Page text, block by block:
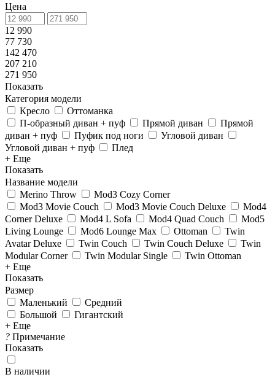
Цена
12 990
77 730
142 470
207 210
271 950
Показать
Категория модели
Кресло
Оттоманка
П-образный диван + пуф
Прямой диван
Прямой
диван + пуф
Пуфик под ноги
Угловой диван
Угловой диван + пуф
Плед
+ Еще
Показать
Название модели
Merino Throw
Mod3 Cozy Corner
Mod3 Movie Couch
Mod3 Movie Couch Deluxe
Mod4
Corner Deluxe
Mod4 L Sofa Mod4 Quad Couch
Mod5
Living Lounge
Mod6 Lounge Max Ottoman
Twin
Avatar Deluxe
Twin Couch Twin Couch Deluxe
Twin
Modular Corner
Twin Modular Single
Twin Ottoman
+ Еще
Показать
Размер
Маленький
Средний
Большой
Гигантский
+ Еще
? Примечание
Показать
В наличии